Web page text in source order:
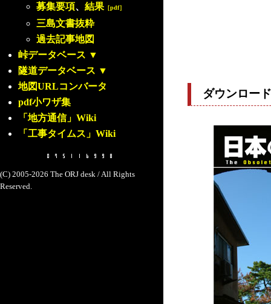
募集要項、 結果 ［pdf］
三島文書抜粋
過去記事地図
峠データベース ▼
隧道データベース ▼
地図URLコンバータ
pdf小ワザ集
「地方通信」Wiki
「工事タイムス」Wiki
(C) 2005-2026 The ORJ desk / All Rights
Reserved.
ダウンロー